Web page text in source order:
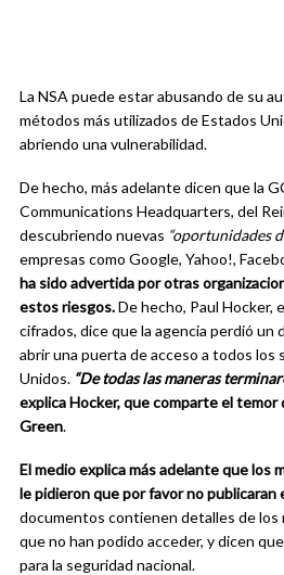
La NSA puede estar abusando de su
métodos más utilizados de Estados
abriendo una vulnerabilidad.
De hecho, más adelante dicen que la
Communications Headquarters, del
descubriendo nuevas “oportunidades
empresas como Google, Yahoo!,
ha sido advertida por otras
estos riesgos.De hecho, Paul Hocker,
cifrados, dice que la agencia perdió un
abrir una puerta de acceso a todos los
Unidos. “De todas las maneras
explica Hocker, que comparte el
Green.
El medio explica más adelante que los
le pidieron que por favor no publicaran
documentos contienen detalles de los
que no han podido acceder, y dicen
para la seguridad nacional.